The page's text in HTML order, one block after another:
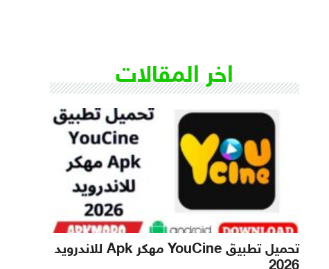
اخر المقالات
تحميل تطبيق YouCine مهكر Apk للاندرويد